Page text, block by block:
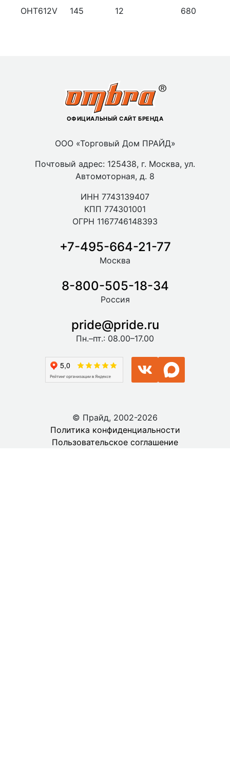
ОНТ612V 145 12 680
ОФИЦИАЛЬНЫЙ САЙТ БРЕНДА
ООО «Торговый Дом ПРАЙД»
Почтовый адрес: 125438, г. Москва, ул.
Автомоторная, д. 8
ИНН 7743139407
КПП 774301001
ОГРН 1167746148393
+7-495-664-21-77
Москва
8-800-505-18-34
Россия
pride@pride.ru
Пн.–пт.: 08.00–17.00
© Прайд, 2002-2026
Политика конфиденциальности
Пользовательское соглашение